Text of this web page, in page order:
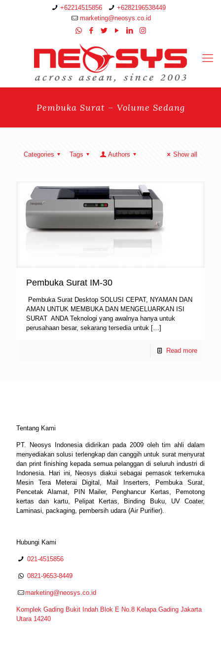
+62214515856
+6282196538449
marketing@neosys.co.id
Pembuka Surat – Volume Sedang
Categories Tags Authors Show all
Pembuka Surat IM-30
Pembuka Surat Desktop SOLUSI CEPAT, NYAMAN DAN
AMAN UNTUK MEMBUKA DAN MENGELUARKAN ISI
SURAT ANDA Teknologi yang awalnya hanya untuk
perusahaan besar, sekarang tersedia untuk […]
Read more
Tentang Kami
PT. Neosys Indonesia didirikan pada 2009 oleh tim ahli dalam
menyediakan solusi terlengkap dan canggih untuk surat menyurat
dan print finishing kepada semua pelanggan di seluruh industri di
Indonesia. Hari ini, Neosys diakui sebagai pemasok terkemuka
Mesin Tera Meterai Digital, Mail Inserters, Pembuka Surat,
Pencetak Alamat, PIN Mailer, Penghancur Kertas, Pemotong
kertas dan kartu, Pelipat Kertas, Binding Buku, UV Coater,
Laminasi, packaging, pembersih udara (Air Purifier).
Hubungi Kami
021-4515856
0821-9653-8449
marketing@neosys.co.id
Komplek Gading Bukit Indah Blok E No.8 Kelapa Gading Jakarta
Utara 14240